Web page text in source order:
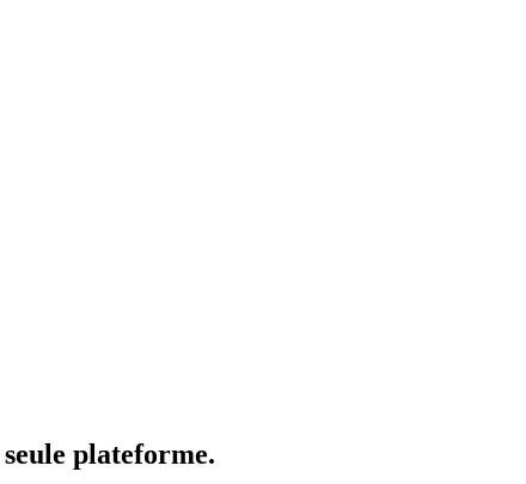
plateforme.